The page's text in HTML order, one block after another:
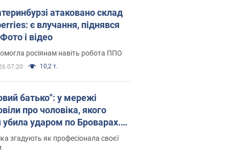
атаковано склад
є влучання, піднявся
і відео
росіянам навіть робота ППО
07:20 10,2 т.
батько": у мережі
про чоловіка, якого
убила ударом по Броварах.
згадують як професіонала своєї